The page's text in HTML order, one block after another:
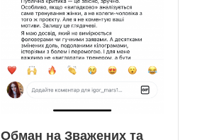
Обман на Зважених та